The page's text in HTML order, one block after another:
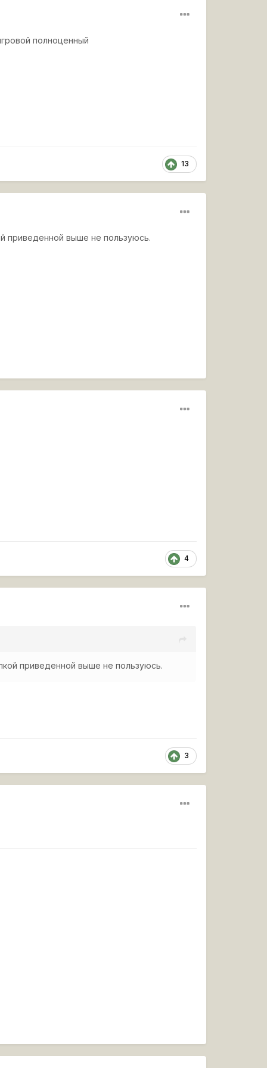
полноценный
13
приведенной выше не пользуюсь.
4
приведенной выше не пользуюсь.
3